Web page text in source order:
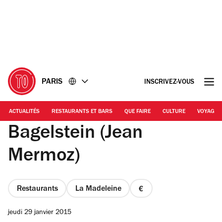
PARIS INSCRIVEZ-VOUS
ACTUALITÉS RESTAURANTS ET BARS QUE FAIRE CULTURE VOYAGE
Bagelstein (Jean
Mermoz)
Restaurants La Madeleine
prix
jeudi 29 janvier 2015